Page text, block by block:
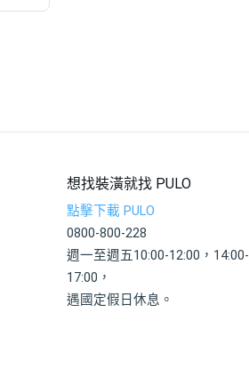
想找裝潢就找 PULO
點擊下載 PULO
0800-800-228
週一至週五10:00-12:00，14:00-
17:00，
遇國定假日休息。